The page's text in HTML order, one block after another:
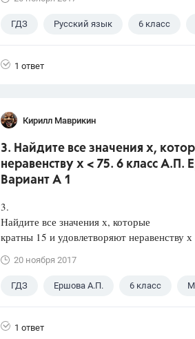
ГДЗ Русский язык 6 класс
1 ответ
Кирилл Маврикин
3. Найдите все значения х,
неравенству х < 75. 6 класс А.П.
Вариант А 1
3.
Найдите все значения х, которые
кратны 15 и удовлетворяют неравенству
20 ноября 2017
ГДЗ Ершова А.П. 6 класс
1 ответ